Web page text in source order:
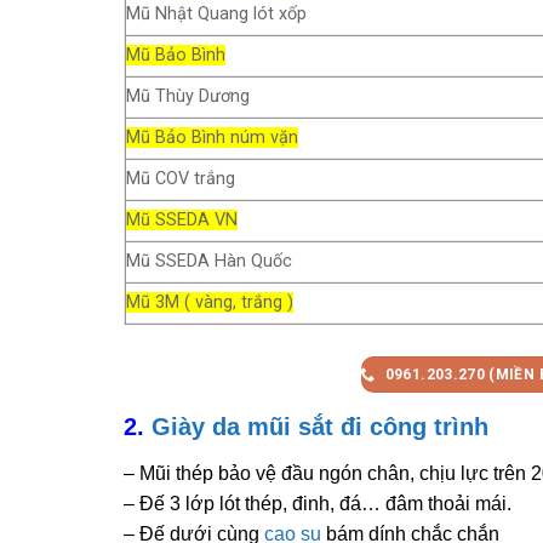
Mũ Nhật Quang lót xốp
Mũ Bảo Bình
Mũ Thùy Dương
Mũ Bảo Bình núm vặn
Mũ COV trắng
Mũ SSEDA VN
Mũ SSEDA Hàn Quốc
Mũ 3M ( vàng, trắng )
0961.203.270 (MIỀN
2. Giày da mũi sắt đi công trình
– Mũi thép bảo vệ đầu ngón chân, chịu lực trên
– Đế 3 lớp lót thép, đinh, đá… đâm thoải mái.
– Đế dưới cùng cao su bám dính chắc chắn